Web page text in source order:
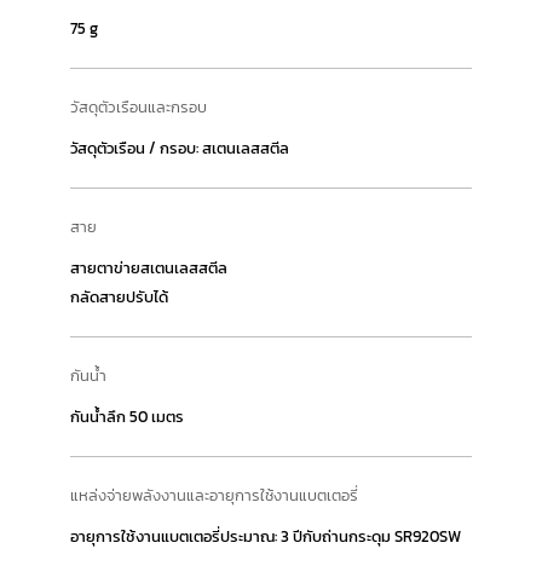
75 g
วัสดุตัวเรือนและกรอบ
วัสดุตัวเรือน / กรอบ: สเตนเลสสตีล
สาย
สายตาข่ายสเตนเลสสตีล
กลัดสายปรับได้
กันน้ำ
กันน้ำลึก 50 เมตร
แหล่งจ่ายพลังงานและอายุการใช้งานแบตเตอรี่
อายุการใช้งานแบตเตอรี่ประมาณ: 3 ปีกับถ่านกระดุม SR920SW